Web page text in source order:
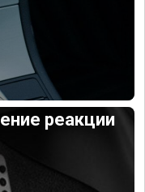
реакции